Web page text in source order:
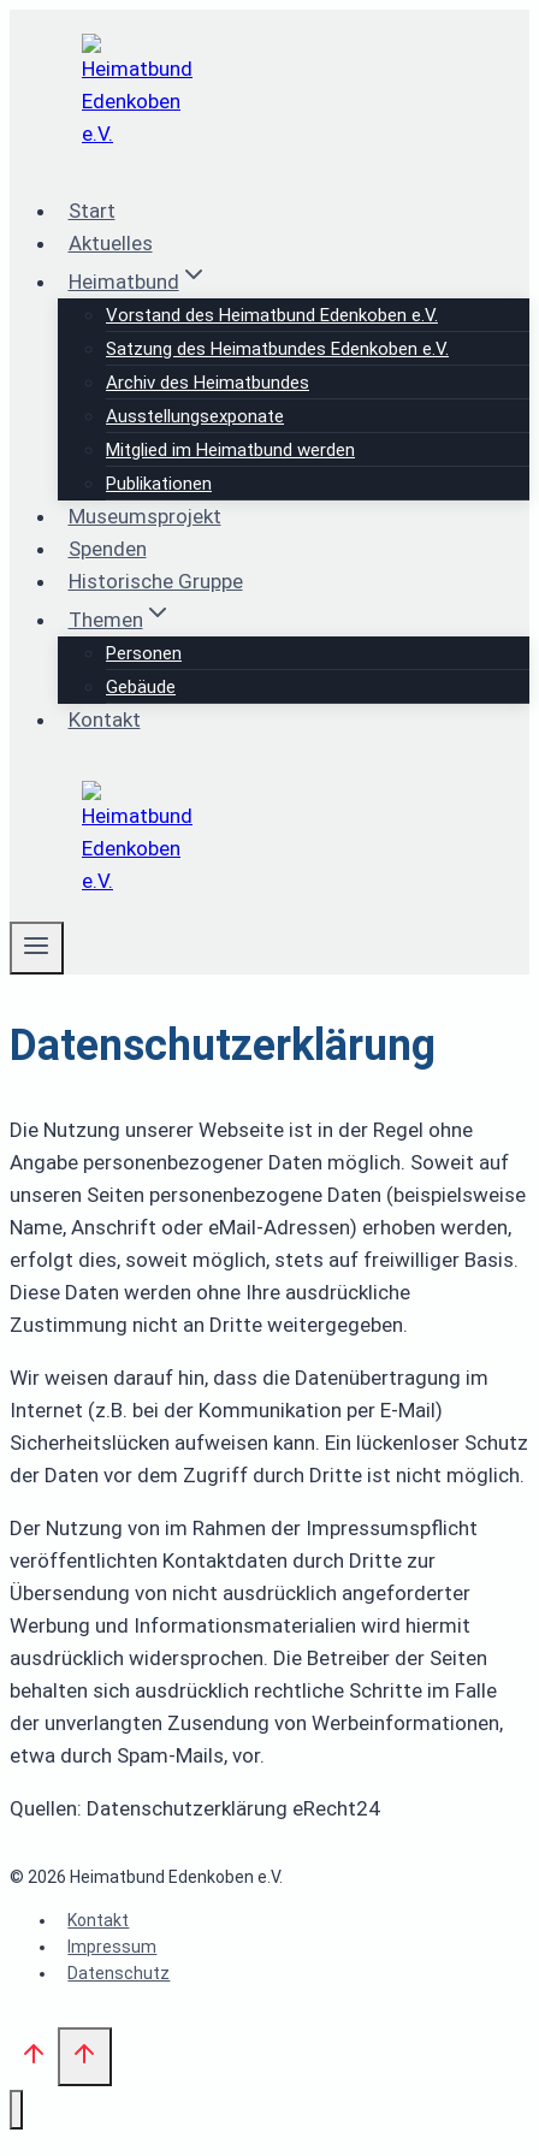
springen
Start
Aktuelles
Heimatbund
Vorstand des Heimatbund Edenkoben e.V.
Satzung des Heimatbundes Edenkoben e.V.
Archiv des Heimatbundes
Ausstellungsexponate
Mitglied im Heimatbund werden
Publikationen
Museumsprojekt
Spenden
Historische Gruppe
Themen
Personen
Gebäude
Kontakt
Datenschutzerklärung
Die Nutzung unserer Webseite ist in der Regel ohne
Angabe personenbezogener Daten möglich. Soweit auf
unseren Seiten personenbezogene Daten (beispielsweise
Name, Anschrift oder eMail-Adressen) erhoben werden,
erfolgt dies, soweit möglich, stets auf freiwilliger Basis.
Diese Daten werden ohne Ihre ausdrückliche
Zustimmung nicht an Dritte weitergegeben.
Wir weisen darauf hin, dass die Datenübertragung im
Internet (z.B. bei der Kommunikation per E-Mail)
Sicherheitslücken aufweisen kann. Ein lückenloser Schutz
der Daten vor dem Zugriff durch Dritte ist nicht möglich.
Der Nutzung von im Rahmen der Impressumspflicht
veröffentlichten Kontaktdaten durch Dritte zur
Übersendung von nicht ausdrücklich angeforderter
Werbung und Informationsmaterialien wird hiermit
ausdrücklich widersprochen. Die Betreiber der Seiten
behalten sich ausdrücklich rechtliche Schritte im Falle
der unverlangten Zusendung von Werbeinformationen,
etwa durch Spam-Mails, vor.
Quellen: Datenschutzerklärung eRecht24
© 2026 Heimatbund Edenkoben e.V.
Kontakt
Impressum
Datenschutz